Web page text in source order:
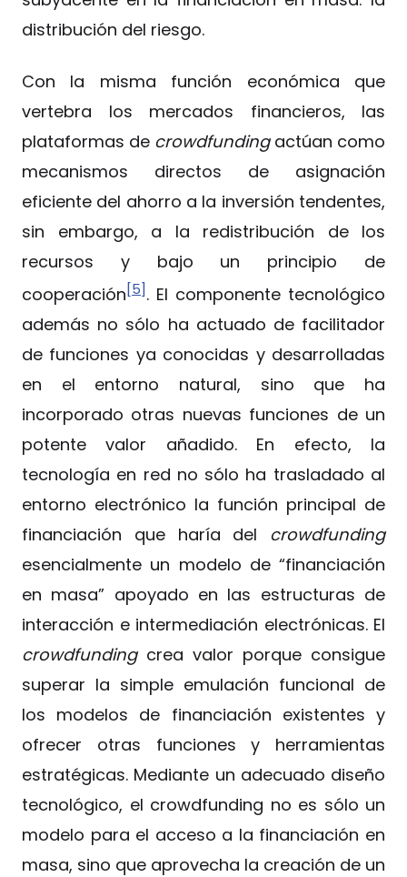
distribución del riesgo.
Con la misma función económica que
vertebra los mercados financieros, las
plataformas de crowdfundingactúan como
mecanismos directos de asignación
eficiente del ahorro a la inversión tendentes,
sin embargo, a la redistribución de los
recursos y bajo un principio de
cooperación[5]. El componente tecnológico
además no sólo ha actuado de facilitador
de funciones ya conocidas y desarrolladas
en el entorno natural, sino que ha
incorporado otras nuevas funciones de un
potente valor añadido. En efecto, la
tecnología en red no sólo ha trasladado al
entorno electrónico la función principal de
financiación que haría del crowdfunding
esencialmente un modelo de “financiación
en masa” apoyado en las estructuras de
interacción e intermediación electrónicas. El
crowdfundingcrea valor porque consigue
superar la simple emulación funcional de
los modelos de financiación existentes y
ofrecer otras funciones y herramientas
estratégicas. Mediante un adecuado diseño
tecnológico, el crowdfunding no es sólo un
modelo para el acceso a la financiación en
masa, sino que aprovecha la creación de un